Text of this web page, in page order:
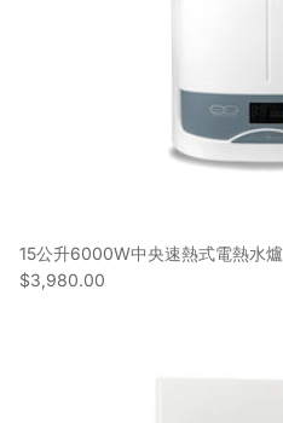
15公升6000W中央速熱式電熱水爐
$3,980.00